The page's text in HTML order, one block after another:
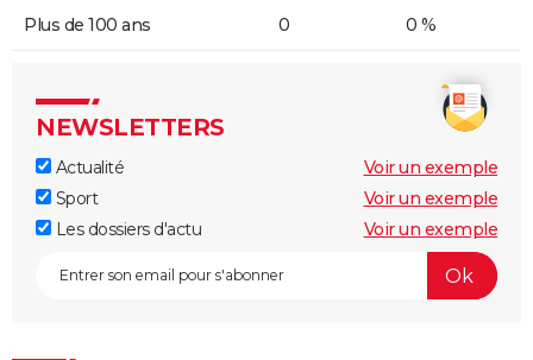
Plus de 100 ans 0 0 %
NEWSLETTERS
Actualité
Voir un exemple
Sport
Voir un exemple
Les dossiers d'actu
Voir un exemple